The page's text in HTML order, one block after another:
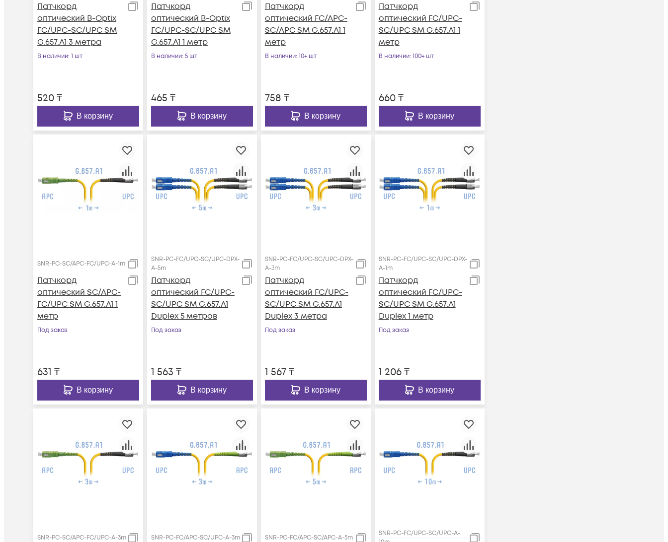
Патчкорд
оптический B-Optix
FC/UPC-SC/UPC SM
G.657.A1 3 метра
В наличии: 1 шт
520₸
В корзину
Патчкорд
оптический B-Optix
FC/UPC-SC/UPC SM
G.657.A1 1 метр
В наличии: 5 шт
465 ₸
В корзину
Патчкорд
оптический FC/APC-
SC/APC SM G.657.A1 1
метр
В наличии: 10+ шт
758 ₸
В корзину
Патчкорд
оптический FC/UPC-
SC/UPC SM G.657.A1 1
метр
В наличии: 100+ шт
660₸
В корзину
SNR-PC-SC/APC-FC/UPC-A-1m
Патчкорд
оптический SC/APC-
FC/UPC SM G.657.A1 1
метр
Под заказ
631 ₸
В корзину
SNR-PC-FC/UPC-SC/UPC-DPX-
A-5m
Патчкорд
оптический FC/UPC-
SC/UPC SM G.657.A1
Duplex 5 метров
Под заказ
1 563 ₸
В корзину
SNR-PC-FC/UPC-SC/UPC-DPX-
A-3m
Патчкорд
оптический FC/UPC-
SC/UPC SM G.657.A1
Duplex 3 метра
Под заказ
1 567₸
В корзину
SNR-PC-FC/UPC-SC/UPC-DPX-
A-1m
Патчкорд
оптический FC/UPC-
SC/UPC SM G.657.A1
Duplex 1 метр
Под заказ
1 206₸
В корзину
SNR-PC-SC/APC-FC/UPC-A-3m SNR-PC-FC/APC-SC/UPC-A-3m SNR-PC-FC/APC-SC/APC-A-5m
SNR-PC-FC/UPC-SC/UPC-A-